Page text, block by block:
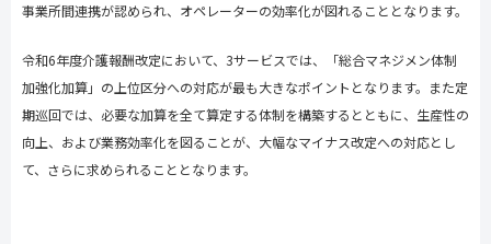
事業所間連携が認められ、オペレーターの効率化が図れることとなります。
令和6年度介護報酬改定において、 3サービスでは、「総合マネジメン体制
加強化加算」の上位区分への対応が最も大きなポイントとなります。また定
期巡回では、必要な加算を全て算定する体制を構築するとともに、生産性の
向上、および業務効率化を図ることが、大幅なマイナス改定への対応とし
て、さらに求められることとなります。